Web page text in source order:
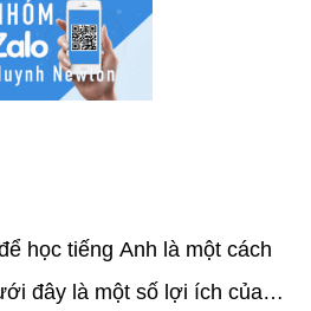
học tiếng Anh là một cách
đây là một số lợi ích của